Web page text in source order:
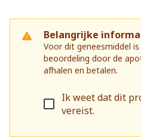
Belangrijke
Voor dit geneesmiddel
beoordeling door de
afhalen en betalen.
Ik weet dat dit
vereist.